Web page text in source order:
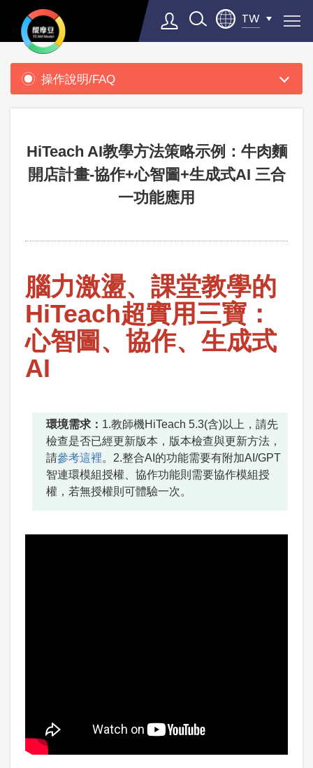
TW
Select Language▼
支
操作說明/FAQ
HiTeach AI教學方法策略示例：牛肉麵
開店計畫-協作+心智圖+生成式AI 三合
一功能應用
腦力激盪、課堂教學的
HiTeach超實用三寶：
心智圖、協作、生成式
AI
環境需求： 1.教師機HiTeach 5.3(含)以上，請先
檢查是否已經更新版本，版本檢查與更新方法，
請參考這裡。2.整合AI的功能需要有附加AI/GPT
智連環模組授權、協作功能則需要協作模組授
權，若無授權則可體驗一次。